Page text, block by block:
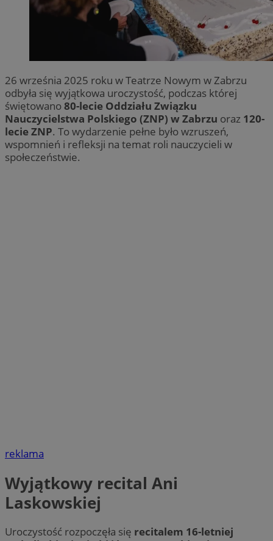
26 września 2025 roku w Teatrze Nowym w Zabrzu
odbyła się wyjątkowa uroczystość, podczas której
świętowano80-lecie Oddziału Związku
Nauczycielstwa Polskiego (ZNP) w Zabrzu oraz 120-
lecie ZNP. To wydarzenie pełne było wzruszeń,
wspomnień i refleksji na temat roli nauczycieli w
społeczeństwie.
reklama
Wyjątkowy recital Ani
Laskowskiej
Uroczystość rozpoczęła się recitalem 16-letniej